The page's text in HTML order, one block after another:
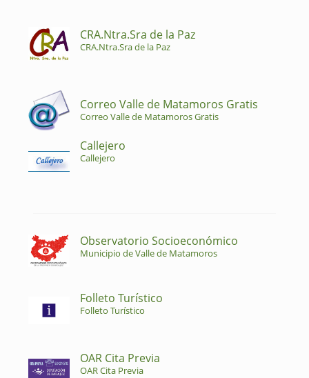
CRA.Ntra.Sra de la Paz
CRA.Ntra.Sra de la Paz
Correo Valle de Matamoros Gratis
Correo Valle de Matamoros Gratis
Callejero
Callejero
Observatorio Socioeconómico
Municipio de Valle de Matamoros
Folleto Turístico
Folleto Turístico
OAR Cita Previa
OAR Cita Previa